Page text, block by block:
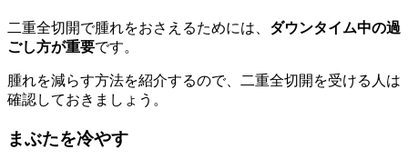
二重全切開で腫れをおさえるためには、 ダウンタイム中の過
ごし方が重要です。
腫れを減らす方法を紹介するので、二重全切開を受ける人は
確認しておきましょう。
まぶたを冷やす